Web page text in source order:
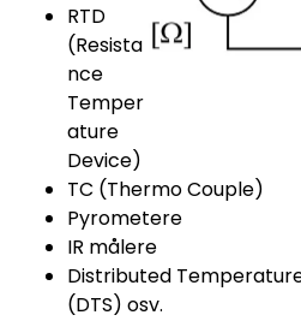
RTD
(Resista
nce
Temper
ature
Device)
TC (Thermo Couple)
Pyrometere
IR målere
Distributed
(DTS) osv.